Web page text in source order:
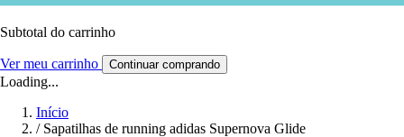
Subtotal do carrinho
Ver meu carrinho Continuar comprando
Loading...
Início
/ Sapatilhas de running adidas Supernova Glide